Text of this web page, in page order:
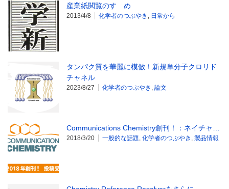
産業紙閲覧のすゝめ
2013/4/8 化学者のつぶやき , 日常から
タンパク質を華麗に模倣！新規単分子クロリド
チャネル
2023/8/27 化学者のつぶやき , 論文
Communications Chemistry創刊！：ネイチャ…
2018/3/20 一般的な話題, 化学者のつぶやき , 製品情報